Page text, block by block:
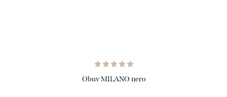
Obuv MILANO nero